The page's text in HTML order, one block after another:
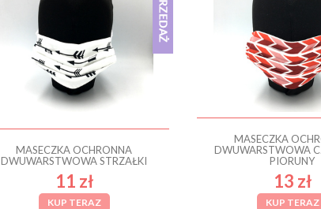
MASECZKA OCHRONNA
DWUWARSTWOWA STRZAŁKI
11 zł
KUP TERAZ
MASECZKA
DWUWARSTWOWA
PIORUNY
13 zł
KUP TERAZ